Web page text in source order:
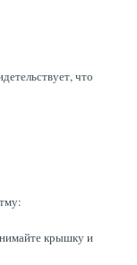
что
крышку и